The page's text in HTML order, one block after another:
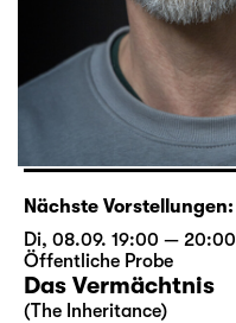
Nächste Vorstellungen:
Di, 08.09. 19:00 — 20:00
Öffentliche Probe
Das Vermächtnis
(The Inheritance)